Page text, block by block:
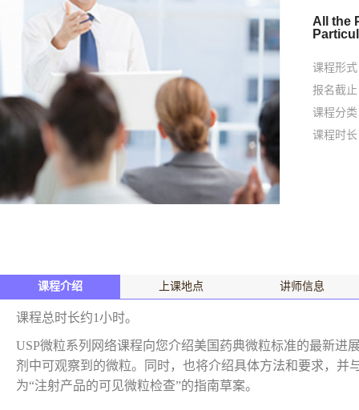
All the
课程形式
报名截止
课程分类
课程时长
课程介绍 上课地点 讲师信息
课程总时长约1小时。
USP微粒系列网络课程向您介绍美国药典微粒标准的最新进
剂中可观察到的微粒。同时，也将介绍具体方法和要求，
为“注射产品的可见微粒检查”的指南草案。